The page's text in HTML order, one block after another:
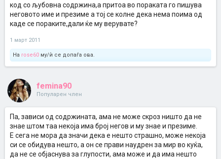
код со љубовна содржина,а притоа во пораката го пишува
неговото име и презиме а тој се колне дека нема поима од
каде се пораките,дали ќе му верувате?
1 март 2011
На rose60 му/ѝ се допаѓа ова.
femina90
Популарен член
Па, зависи од содржината, ама не може скроз ништо да не
знае штом таа некоја има број негов и му знае и презиме.
Е сега не мора да значи дека е нешто страшно, може некоја
си се обидува нешто, а он се прави наудрен за мир во куќа,
да не се објаснува за глупости, ама може и да има нешто